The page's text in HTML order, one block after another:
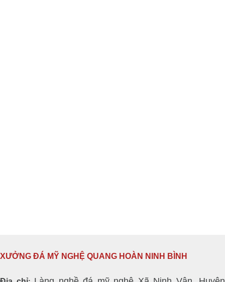
XƯỞNG ĐÁ MỸ NGHỆ QUANG HOÀN NINH BÌNH